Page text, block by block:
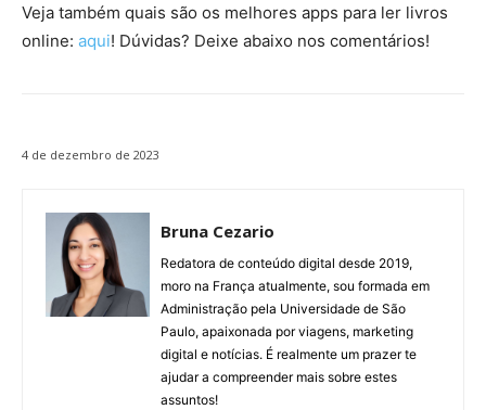
Veja também quais são os melhores apps para ler livros
online: aqui! Dúvidas? Deixe abaixo nos comentários!
4 de dezembro de 2023
Bruna Cezario
Redatora de conteúdo digital desde 2019,
moro na França atualmente, sou formada em
Administração pela Universidade de São
Paulo, apaixonada por viagens, marketing
digital e notícias. É realmente um prazer te
ajudar a compreender mais sobre estes
assuntos!